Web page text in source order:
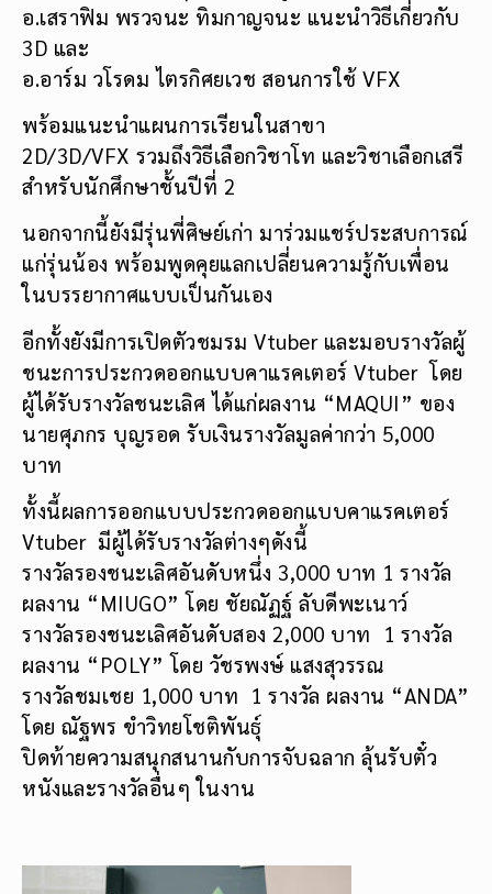
อ.เสราฟิม พรวจนะ ทิมกาญจนะ แนะนำวิธีเกี่ยวกับ
3D และ
อ.อาร์ม วโรดม ไตรกิศยเวช สอนการใช้ VFX
พร้อมแนะนำแผนการเรียนในสาขา
2D/3D/VFX รวมถึงวิธีเลือกวิชาโท และวิชาเลือกเสรี
สำหรับนักศึกษาชั้นปีที่ 2
นอกจากนี้ยังมีรุ่นพี่ศิษย์เก่า มาร่วมแชร์ประสบการณ์
แก่รุ่นน้อง พร้อมพูดคุยแลกเปลี่ยนความรู้กับเพื่อน
ในบรรยากาศแบบเป็นกันเอง
อีกทั้งยังมีการเปิดตัวชมรม Vtuber และมอบรางวัลผู้
ชนะการประกวดออกแบบคาแรคเตอร์ Vtuber โดย
ผู้ได้รับรางวัลชนะเลิศ ได้แก่ผลงาน “MAQUI” ของ
นายศุภกร บุญรอด รับเงินรางวัลมูลค่ากว่า 5,000
บาท
ทั้งนี้ผลการออกแบบประกวดออกแบบคาแรคเตอร์
Vtuber มีผู้ได้รับรางวัลต่างๆดังนี้
รางวัลรองชนะเลิศอันดับหนึ่ง 3,000 บาท 1 รางวัล
ผลงาน “MIUGO” โดย ชัยณัฏฐ์ ลับดีพะเนาว์
รางวัลรองชนะเลิศอันดับสอง 2,000 บาท 1 รางวัล
ผลงาน “POLY” โดย วัชรพงษ์ แสงสุวรรณ
รางวัลชมเชย 1,000 บาท 1 รางวัล ผลงาน “ANDA”
โดย ณัฐพร ขำวิทยโชติพันธุ์
ปิดท้ายความสนุกสนานกับการจับฉลาก ลุ้นรับตั๋ว
หนังและรางวัลอื่นๆ ในงาน